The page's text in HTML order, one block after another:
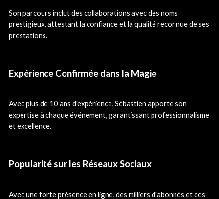
Son parcours inclut des collaborations avec des noms
prestigieux, attestant la confiance et la qualité reconnue de ses
prestations.
Expérience Confirmée dans la Magie
Avec plus de 10 ans d'expérience, Sébastien apporte son
expertise à chaque événement, garantissant professionnalisme
et excellence.
Popularité sur les Réseaux Sociaux
Avec une forte présence en ligne, des milliers d'abonnés et des